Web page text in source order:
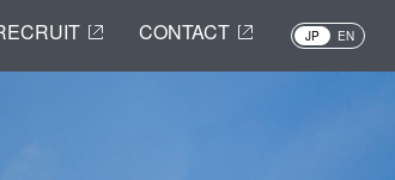
CONTACT JP EN